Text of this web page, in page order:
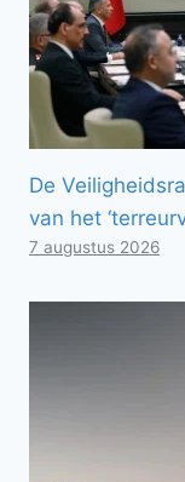
De
van het
7 augustus 2026